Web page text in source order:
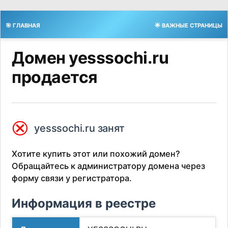
🎯 ГЛАВНАЯ 🌟 ВАЖНЫЕ СТРАНИЦЫ
Домен yesssochi.ru
продается
⮿ yesssochi.ru занят
Хотите купить этот или похожий домен?
Обращайтесь к администратору домена через
форму связи у регистратора.
Информация в реестре